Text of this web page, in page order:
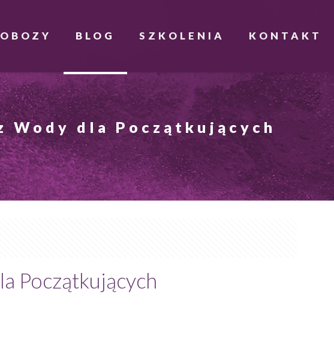
OBOZY BLOG SZKOLENIA KONTAKT
dla Początkujących
Początkujących